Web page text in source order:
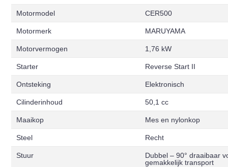
Motormodel CER500
Motormerk MARUYAMA
Motorvermogen 1,76 kW
Starter Reverse Start II
Ontsteking Elektronisch
Cilinderinhoud 50,1 cc
Maaikop Mes en nylonkop
Steel Recht
Stuur
Dubbel – 90° draaibaar
gemakkelijk transport